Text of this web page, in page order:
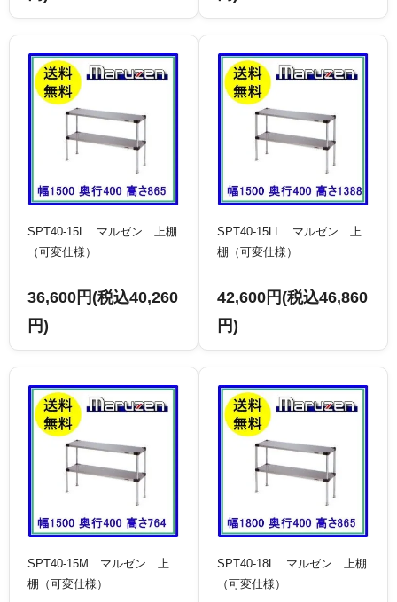
SPT40-15L マルゼン 上棚
（可変仕様）
36,600円(税込40,260
円)
SPT40-15LL マルゼン 上
棚（可変仕様）
42,600円(税込46,860
円)
SPT40-15M マルゼン 上
棚（可変仕様）
SPT40-18L マルゼン 上棚
（可変仕様）